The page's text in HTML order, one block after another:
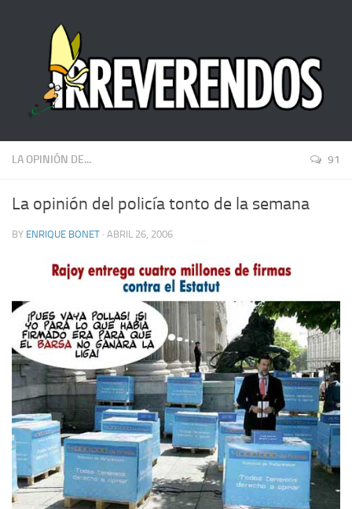
LA OPINIÓN DE... 91
La opinión del policía tonto de la semana
BY ENRIQUE BONET · ABRIL 26, 2006